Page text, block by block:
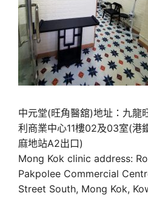
中元堂(旺角醫舘)地址：九龍
利商業中心11樓02及03室(港
麻地站A2出口)
Mong Kok clinic address:
Pakpolee Commercial
Street South, Mong Kok,